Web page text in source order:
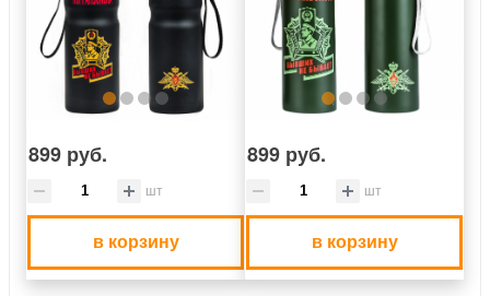
899 руб.
шт
в корзину
899 руб.
шт
в корзину